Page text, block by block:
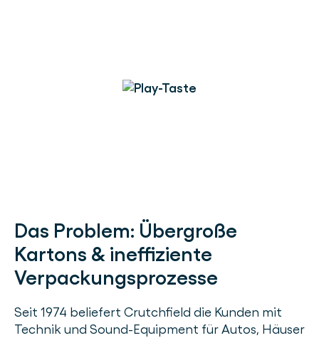
Das Problem: Übergroße
Kartons & ineffiziente
Verpackungsprozesse
Seit 1974 beliefert Crutchfield die Kunden mit
Technik und Sound-Equipment für Autos, Häuser